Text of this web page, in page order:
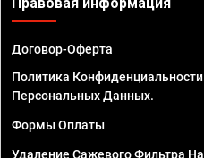
Договор-Оферта
Политика
Персональных Данных.
Формы Оплаты
Удаление Сажевого Фильтра